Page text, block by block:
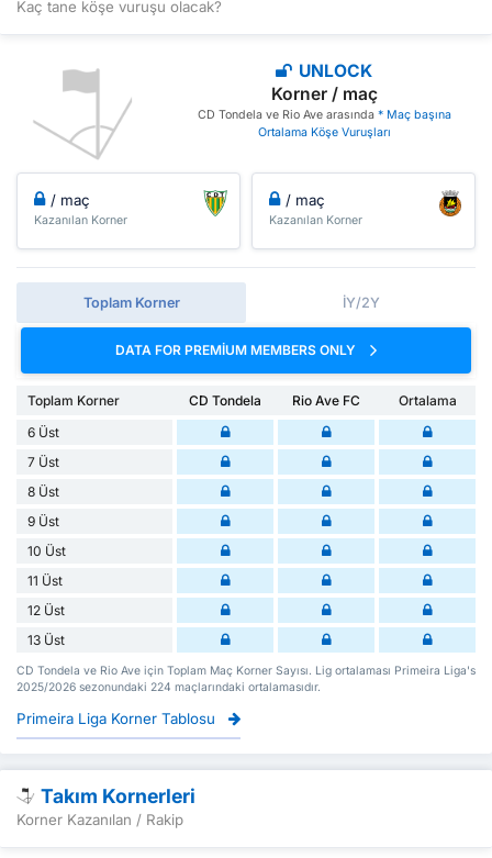
Kaç tane köşe vuruşu olacak?
UNLOCK
Korner / maç
CD Tondela ve Rio Ave arasında * Maç başına
Ortalama Köşe Vuruşları
/ maç
Kazanılan Korner
/ maç
Kazanılan Korner
Toplam Korner İY/2Y
DATA FOR PREMIUM MEMBERS ONLY
Toplam Korner CD Tondela Rio Ave FC
Ortalama
6 Üst
7 Üst
8 Üst
9 Üst
10 Üst
11 Üst
12 Üst
13 Üst
CD Tondela ve Rio Ave için Toplam Maç Korner Sayısı. Lig ortalaması Primeira Liga's
2025/2026 sezonundaki 224 maçlarındaki ortalamasıdır.
Primeira Liga Korner Tablosu
Takım Kornerleri
Korner Kazanılan / Rakip